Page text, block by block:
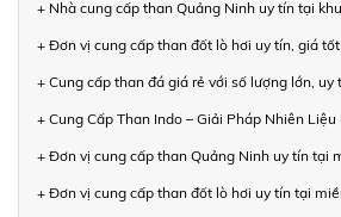
+ Nhà cung cấp than Quảng Ninh uy tín tại
+ Đơn vị cung cấp than đốt lò hơi uy tín, giá
+ Cung cấp than đá giá rẻ với số lượng lớn, uy
+ Cung Cấp Than Indo – Giải Pháp Nhiên
+ Đơn vị cung cấp than Quảng Ninh uy tín tại
+ Đơn vị cung cấp than đốt lò hơi uy tín tại